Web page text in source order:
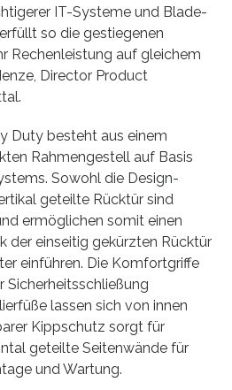
IT-Systeme und Blade-
so die gestiegenen
Rechenleistung auf gleichem
Director Product
Duty besteht aus einem
Rahmengestell auf Basis
Sowohl die Design-
geteilte Rücktür sind
ermöglichen somit einen
der einseitig gekürzten Rücktür
einführen. Die Komfortgriffe
Sicherheitsschließung
lassen sich von innen
Kippschutz sorgt für
geteilte Seitenwände für
und Wartung.